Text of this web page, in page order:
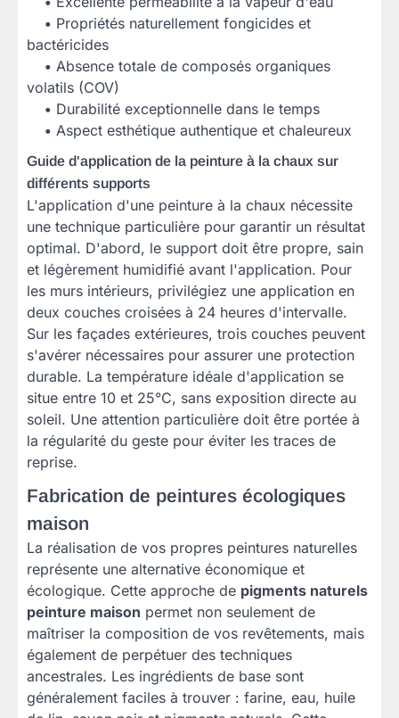
• Propriétés naturellement fongicides et
bactéricides
• Absence totale de composés organiques
volatils (COV)
• Durabilité exceptionnelle dans le temps
• Aspect esthétique authentique et chaleureux
Guide d'application de la peinture à la chaux sur
différents supports
L'application d'une peinture à la chaux nécessite
une technique particulière pour garantir un résultat
optimal. D'abord, le support doit être propre, sain
et légèrement humidifié avant l'application. Pour
les murs intérieurs, privilégiez une application en
deux couches croisées à 24 heures d'intervalle.
Sur les façades extérieures, trois couches peuvent
s'avérer nécessaires pour assurer une protection
durable. La température idéale d'application se
situe entre 10 et 25°C, sans exposition directe au
soleil. Une attention particulière doit être portée à
la régularité du geste pour éviter les traces de
reprise.
Fabrication de peintures écologiques
maison
La réalisation de vos propres peintures naturelles
représente une alternative économique et
écologique. Cette approche de pigments naturels
peinture maison permet non seulement de
maîtriser la composition de vos revêtements, mais
également de perpétuer des techniques
ancestrales. Les ingrédients de base sont
généralement faciles à trouver : farine, eau, huile